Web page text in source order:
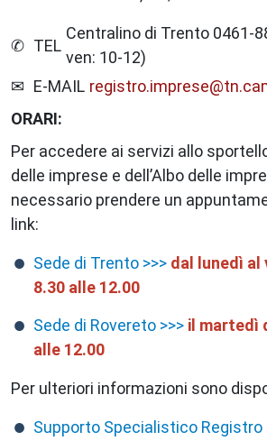
TEL
Centralino di Trento 0461-
ven: 10-12)
E-MAIL
ORARI
Per accedere ai servizi allo
delle imprese e dell’Albo delle
necessario prendere un
link:
Sede di Trento >>> dal lunedì al
8.30 alle 12.00
Sede di Rovereto >>> il martedì
alle 12.00
Per ulteriori informazioni sono
Supporto Specialistico Registro